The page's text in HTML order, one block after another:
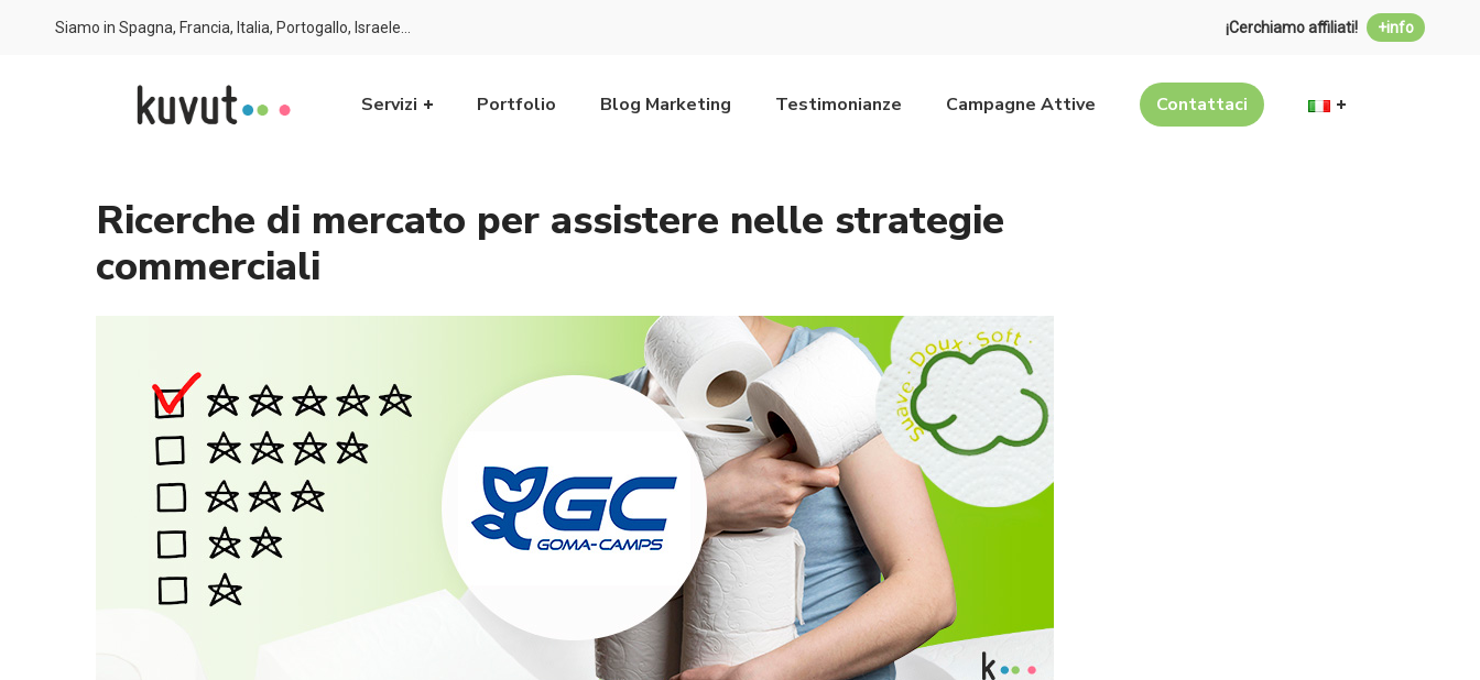
Siamo in Spagna, Francia, Italia, Portogallo, Israele… ¡Cerchiamo affiliati! +info
Servizi Portfolio Blog Marketing Testimonianze Campagne Attive Contattaci
Ricerche di mercato per assistere nelle strategie
commerciali